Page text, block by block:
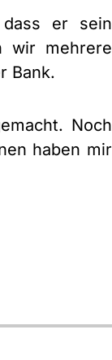
dass er sein
wir mehrere
Bank.
Noch
haben mir